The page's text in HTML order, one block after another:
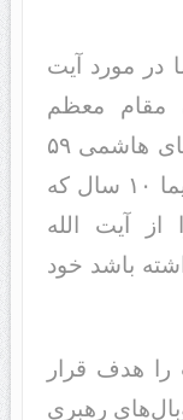
در مورد آیت
مقام معظم
رهبری باشد»، افزود: رهبری با آقای هاشمی ۵۹
سال رفاقت داشتند اما صدا و سیما ۱۰ سال که
آیت الله
باشد خود
را هدف قرار
رهبری